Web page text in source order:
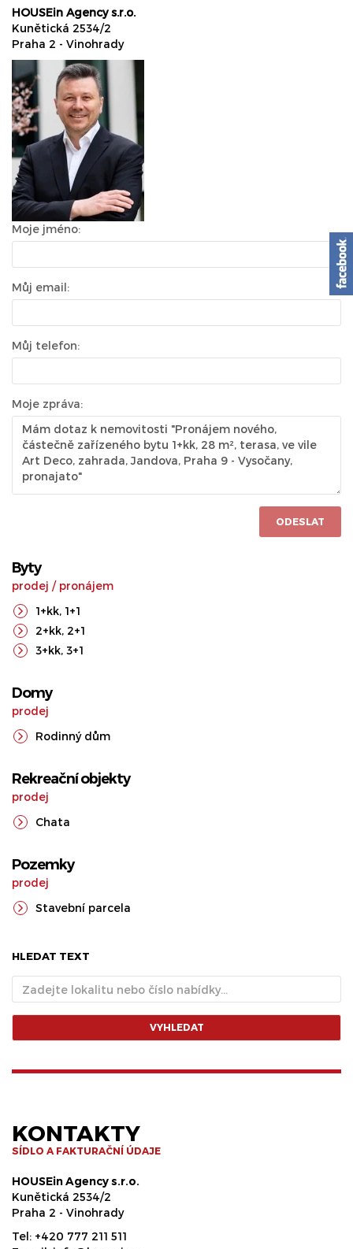
HOUSEin Agency s.r.o.
Kunětická 2534/2
Praha 2 - Vinohrady
Moje jméno:
Můj email:
Můj telefon:
Moje zpráva:
ODESLAT
Byty
prodej / pronájem
1+kk, 1+1
2+kk, 2+1
3+kk, 3+1
Domy
prodej
Rodinný dům
Rekreační objekty
prodej
Chata
Pozemky
prodej
Stavební parcela
HLEDAT TEXT
VYHLEDAT
KONTAKTY
SÍDLO A FAKTURAČNÍ ÚDAJE
HOUSEin Agency s.r.o.
Kunětická 2534/2
Praha 2 - Vinohrady
Tel: +420 777 211 511